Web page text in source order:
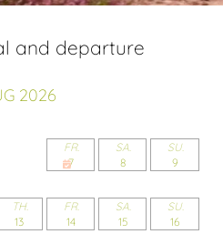
and departure
2026
FR.
7
SA.
8
SU.
9
TH.
13
FR.
14
SA.
15
SU.
16